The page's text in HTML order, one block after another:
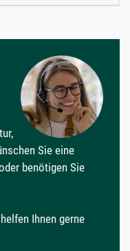
Sie eine
benötigen Sie
Ihnen gerne